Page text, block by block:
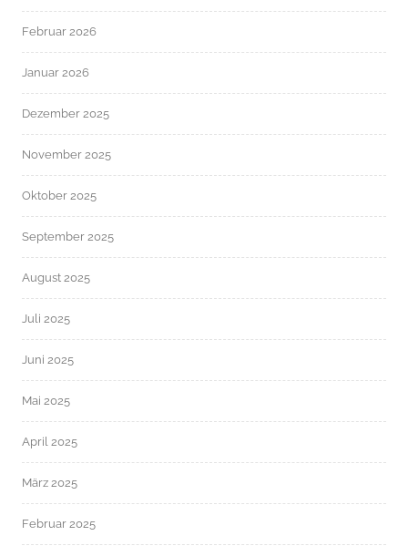
Februar 2026
Januar 2026
Dezember 2025
November 2025
Oktober 2025
September 2025
August 2025
Juli 2025
Juni 2025
Mai 2025
April 2025
März 2025
Februar 2025